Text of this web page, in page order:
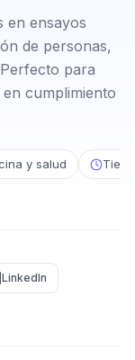
en ensayos
de personas,
para
cumplimiento
y salud
LinkedIn